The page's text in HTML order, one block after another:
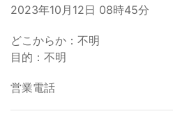
2023年10月12日 08時45分
どこからか：不明
目的：不明
営業電話